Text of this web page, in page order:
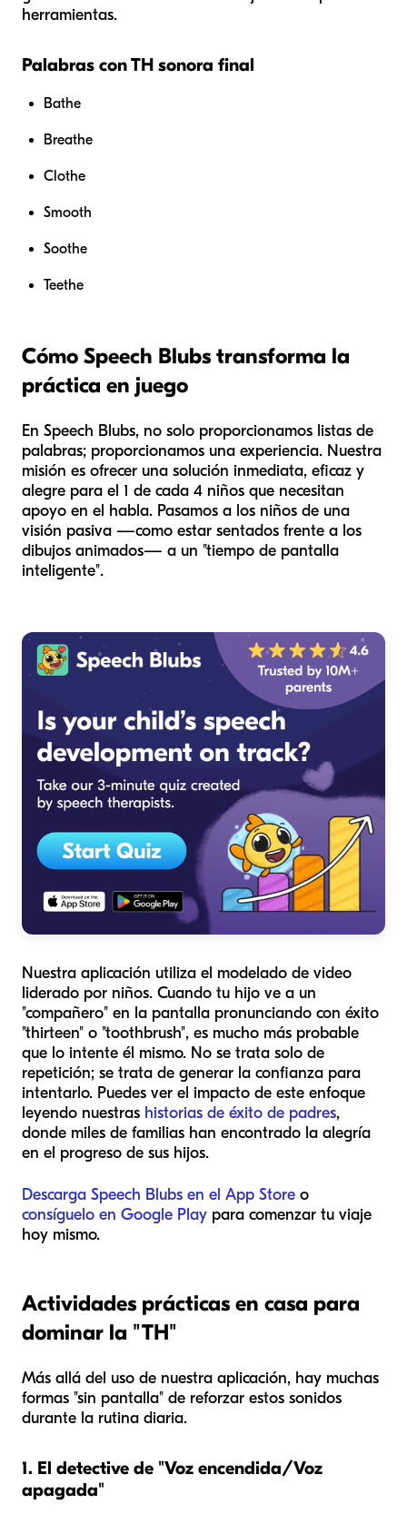
herramientas.
Palabras con TH sonora final
Bathe
Breathe
Clothe
Smooth
Soothe
Teethe
Cómo Speech Blubs transforma la
práctica en juego
En Speech Blubs, no solo proporcionamos listas de
palabras; proporcionamos una experiencia. Nuestra
misión es ofrecer una solución inmediata, eficaz y
alegre para el 1 de cada 4 niños que necesitan
apoyo en el habla. Pasamos a los niños de una
visión pasiva —como estar sentados frente a los
dibujos animados— a un "tiempo de pantalla
inteligente".
Nuestra aplicación utiliza el modelado de video
liderado por niños. Cuando tu hijo ve a un
"compañero" en la pantalla pronunciando con éxito
"thirteen" o "toothbrush", es mucho más probable
que lo intente él mismo. No se trata solo de
repetición; se trata de generar la confianza para
intentarlo. Puedes ver el impacto de este enfoque
leyendo nuestras historias de éxito de padres,
donde miles de familias han encontrado la alegría
en el progreso de sus hijos.
Descarga Speech Blubs en el App Store o
consíguelo en Google Play para comenzar tu viaje
hoy mismo.
Actividades prácticas en casa para
dominar la "TH"
Más allá del uso de nuestra aplicación, hay muchas
formas "sin pantalla" de reforzar estos sonidos
durante la rutina diaria.
1. El detective de "Voz encendida/Voz
apagada"